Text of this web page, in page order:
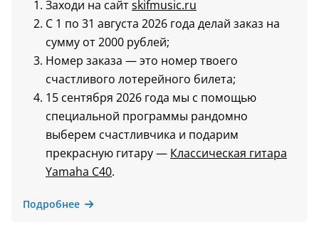
Заходи на сайтskifmusic.ru
С 1 по 31 августа 2026 года делай заказ на
сумму от 2000 рублей;
Номер заказа — это номер твоего
счастливого лотерейного билета;
15 сентября 2026 года мы с помощью
специальной программы рандомно
выберем счастливчика и подарим
прекрасную гитару — Классическая гитара
Yamaha C40.
Подробнее